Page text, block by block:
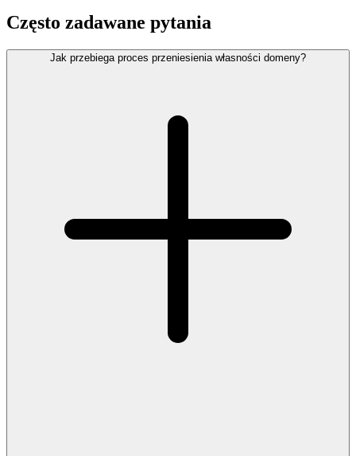
Często zadawane pytania
Jak przebiega proces przeniesienia własności domeny?